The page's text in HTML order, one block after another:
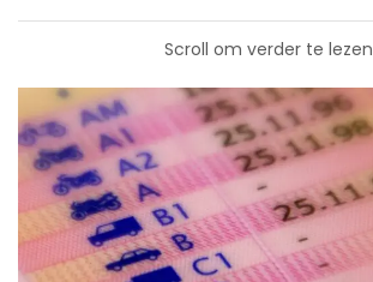
Scroll om verder te lezen